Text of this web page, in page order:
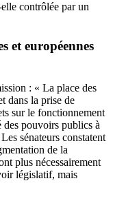
contrôlée par un
et européennes
: « La place des
dans la prise de
sur le fonctionnement
des pouvoirs publics à
sénateurs constatent
de la
plus nécessairement
législatif, mais